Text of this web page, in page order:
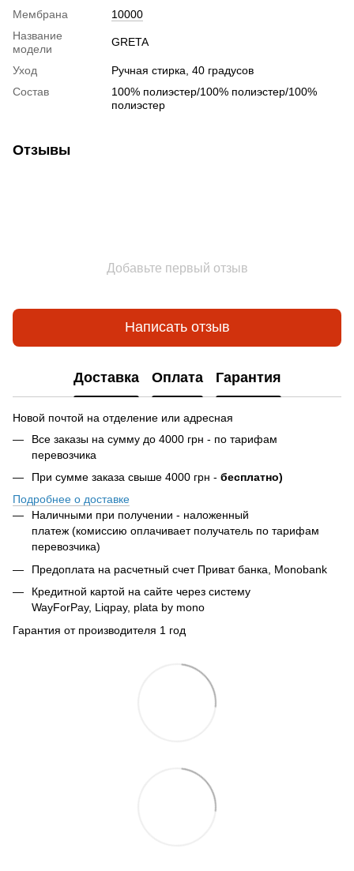
Мембрана
10000
Название
модели
GRETA
Уход
Ручная стирка, 40 градусов
Состав
100% полиэстер/100% полиэстер/100%
полиэстер
Отзывы
Добавьте первый отзыв
Написать отзыв
Доставка Оплата Гарантия
Новой почтой на отделение или адресная
Все заказы на сумму до 4000 грн - по тарифам
перевозчика
При сумме заказа свыше 4000 грн - бесплатно)
Подробнее о доставке
Наличными при получении - наложенный
платеж (комиссию оплачивает получатель по тарифам
перевозчика)
Предоплата на расчетный счет Приват банка, Monobank
Кредитной картой на сайте через систему
WayForPay, Liqpay, plata by mono
Гарантия от производителя 1 год